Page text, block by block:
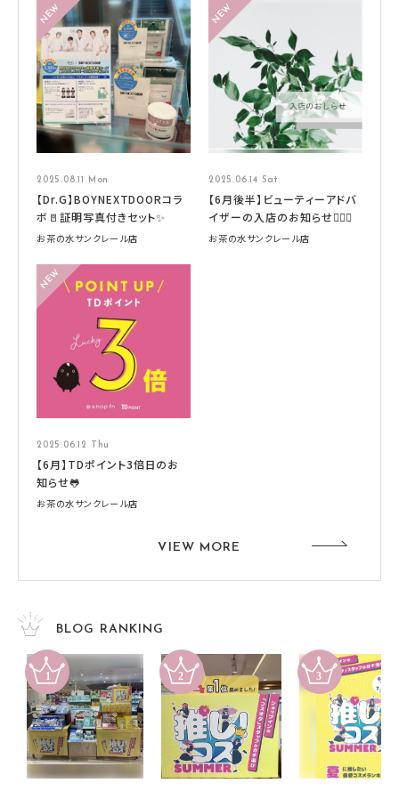
2025.08.11 Mon
【Dr.G】BOYNEXTDOORコラ
ボ🚪証明写真付きセット✨
お茶の水サンクレール店
2025.06.14 Sat
【6月後半】ビューティーアドバ
イザーの入店のお知らせ🧚🏻‍♀️
お茶の水サンクレール店
2025.06.12 Thu
【6月】TDポイント3倍日のお
知らせ🐸
お茶の水サンクレール店
VIEW MORE
BLOG RANKING